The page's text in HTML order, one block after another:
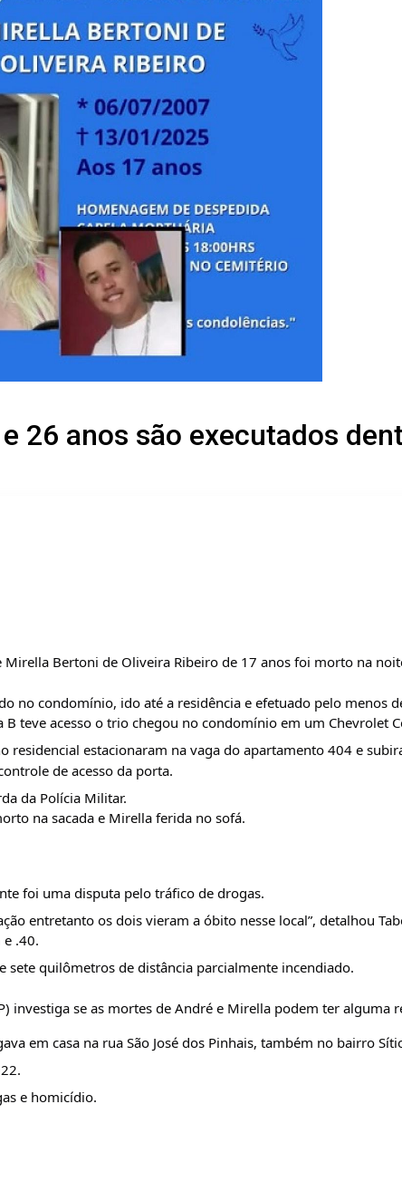
26 anos são executados
Mirella Bertoni de Oliveira Ribeiro de 17 anos foi morto na
no condomínio, ido até a residência e efetuado pelo menos
teve acesso o trio chegou no condomínio em um Chevrolet
estacionaram na vaga do apartamento 404 e
de acesso da porta.
da Polícia Militar.
na sacada e Mirella ferida no sofá.
foi uma disputa pelo tráfico de drogas.
entretanto os dois vieram a óbito nesse local”, detalhou
.40.
sete quilômetros de distância parcialmente incendiado.
investiga se as mortes de André e Mirella podem ter
em casa na rua São José dos Pinhais, também no bairro
e homicídio.